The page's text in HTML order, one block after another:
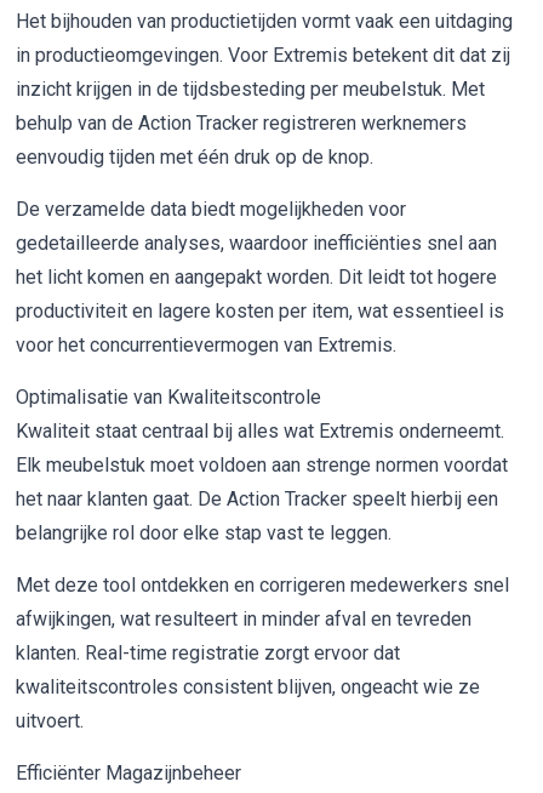
Het bijhouden van productietijden vormt vaak een uitdaging
in productieomgevingen. Voor Extremis betekent dit dat zij
inzicht krijgen in de tijdsbesteding per meubelstuk. Met
behulp van de Action Tracker registreren werknemers
eenvoudig tijden met één druk op de knop.
De verzamelde data biedt mogelijkheden voor
gedetailleerde analyses, waardoor inefficiënties snel aan
het licht komen en aangepakt worden. Dit leidt tot hogere
productiviteit en lagere kosten per item, wat essentieel is
voor het concurrentievermogen van Extremis.
Optimalisatie van Kwaliteitscontrole
Kwaliteit staat centraal bij alles wat Extremis onderneemt.
Elk meubelstuk moet voldoen aan strenge normen voordat
het naar klanten gaat. De Action Tracker speelt hierbij een
belangrijke rol door elke stap vast te leggen.
Met deze tool ontdekken en corrigeren medewerkers snel
afwijkingen, wat resulteert in minder afval en tevreden
klanten. Real-time registratie zorgt ervoor dat
kwaliteitscontroles consistent blijven, ongeacht wie ze
uitvoert.
Efficiënter Magazijnbeheer